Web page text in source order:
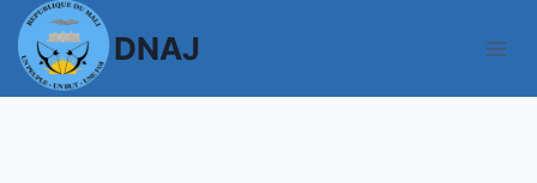
Aller
au
contenu
DNAJ